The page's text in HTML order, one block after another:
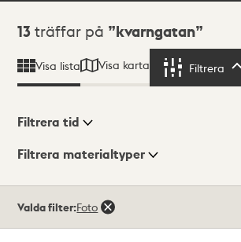
Sökresultat
13 träffar på kvarngatan
Visa lista Visa karta Filtrera
Visningsläge
Filtrera tid
Filtrera materialtyper
träffar
Valda filter:Foto